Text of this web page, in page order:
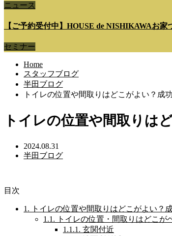
ニュース
【ご予約受付中】HOUSE de NISHIKAWAお
セミナー
Home
スタッフブログ
半田ブログ
トイレの位置や間取りはどこがよい？成
トイレの位置や間取りは
2024.08.31
半田ブログ
目次
1. トイレの位置や間取りはどこがよい？
1.1. トイレの位置・間取りはどこが
1.1.1. 玄関付近